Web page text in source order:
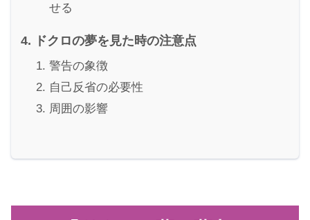
せる
ドクロの夢を見た時の注意点
警告の象徴
自己反省の必要性
周囲の影響